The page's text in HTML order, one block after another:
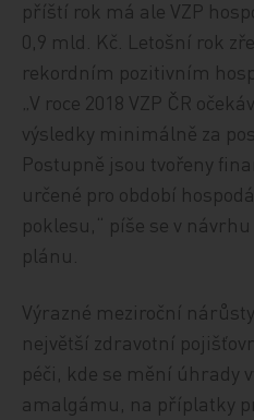
příští rok má ale VZP
0,9 mld. Kč. Letošní rok
rekordním pozitivním
„V roce 2018 VZP ČR
výsledky minimálně za
Postupně jsou tvořeny
určené pro období
poklesu,“ píše se v
plánu.
Výrazné meziroční
největší zdravotní
péči, kde se mění úhrady
amalgámu, na příplatky